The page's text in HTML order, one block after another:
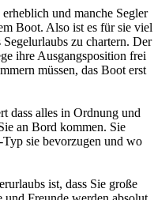
und manche Segler
Boot. Also ist es für sie viel
zu chartern. Der
ihre Ausgangsposition frei
müssen, das Boot erst
dass alles in Ordnung und
an Bord kommen. Sie
sie bevorzugen und wo
ist, dass Sie große